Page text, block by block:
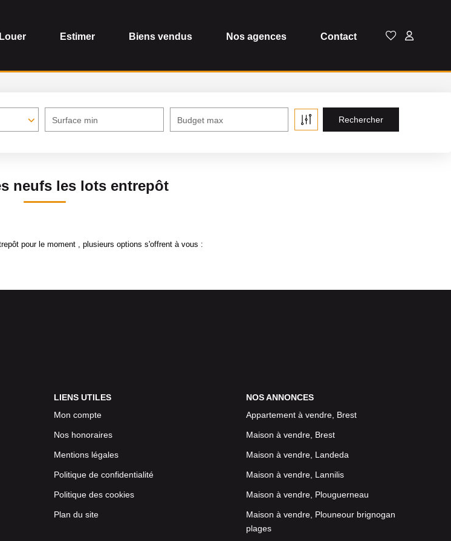
Louer Estimer Biens vendus Nos agences Contact
Surface min Budget max
neufs les lots entrepôt
pour le moment , plusieurs options s'offrent à vous :
LIENS UTILES
Mon compte
Nos honoraires
Mentions légales
Politique de confidentialité
Politique des cookies
Plan du site
NOS ANNONCES
Appartement à vendre, Brest
Maison à vendre, Brest
Maison à vendre, Landeda
Maison à vendre, Lannilis
Maison à vendre, Plouguerneau
Maison à vendre, Plouneour brignogan
plages